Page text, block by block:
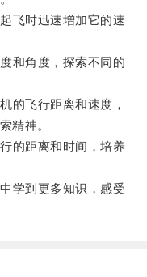
飞时迅速增加它的速
和角度，探索不同的
飞行距离和速度，
精神。
的距离和时间，培养
学到更多知识，感受